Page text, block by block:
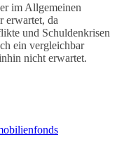
im Allgemeinen
erwartet, da
und Schuldenkrisen
ein vergleichbar
nicht erwartet.